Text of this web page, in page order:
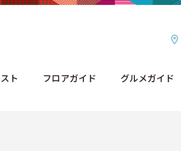
ト フロアガイド グルメガイド